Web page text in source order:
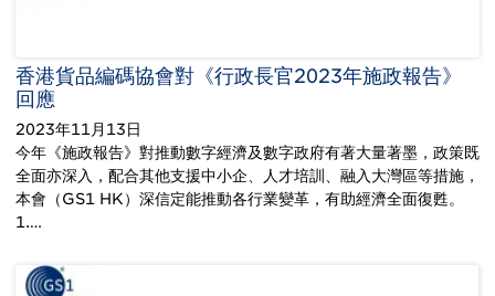
香港貨品編碼協會對《行政長官2023年施政報告》
回應
2023年11月13日
今年《施政報告》對推動數字經濟及數字政府有著大量著墨，政策既
全面亦深入，配合其他支援中小企、人才培訓、融入大灣區等措施，
本會（GS1 HK）深信定能推動各行業變革，有助經濟全面復甦。
1.…